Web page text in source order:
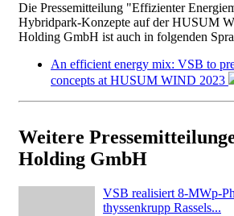
Die Pressemitteilung "Effizienter
Hybridpark-Konzepte auf der HUSUM
Holding GmbH ist auch in folgenden
An efficient energy mix: VSB to
concepts at HUSUM WIND 2023
Weitere
Holding GmbH
VSB realisiert 8-MWp-
thyssenkrupp Rassels...